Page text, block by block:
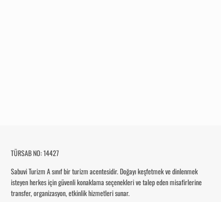
TÜRSAB NO: 14427
Sabuvi TurizmA sınıf bir turizm acentesidir. Doğayı keşfetmek ve dinlenmek
isteyen herkes için güvenli konaklama seçenekleri ve talep eden misafirlerine
transfer, organizasyon, etkinlik hizmetleri sunar.